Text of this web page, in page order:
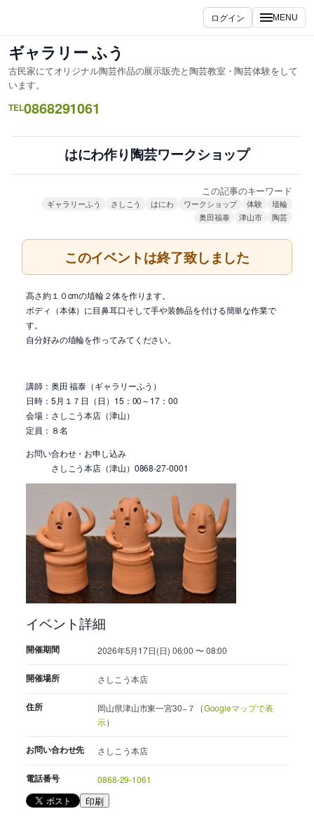
ス
キ
ッ
プ
ログイン MENU
ギャラリー ふう
古民家にてオリジナル陶芸作品の展示販売と陶芸教室・陶芸体験をして
います。
TEL0868291061
はにわ作り陶芸ワークショップ
この記事のキーワード
ギャラリーふう さしこう はにわ ワークショップ 体験
埴輪
奥田福泰
津山市 陶芸
このイベントは終了致しました
高さ約１０cmの埴輪２体を作ります。
ボディ（本体）に目鼻耳口そして手や装飾品を付ける簡単な作業で
す。
自分好みの埴輪を作ってみてください。
講師：奥田 福泰（ギャラリーふう）
日時：5月１７日（日）15：00～17：00
会場：さしこう本店（津山）
定員：８名
お問い合わせ・お申し込み
さしこう本店（津山）0868-27-0001
イベント詳細
開催期間 2026年5月17日(日) 06:00 〜 08:00
開催場所 さしこう本店
住所 岡山県津山市東一宮30−７（Googleマップで表
示）
お問い合わせ先 さしこう本店
電話番号 0868-29-1061
印刷